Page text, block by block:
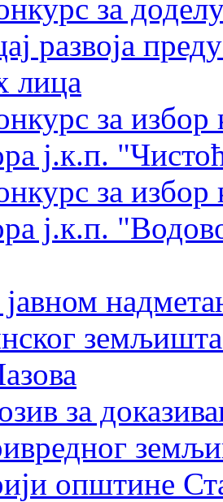
за
развоја
лица
за
ј.к.п.
за
ј.к.п.
за
општине